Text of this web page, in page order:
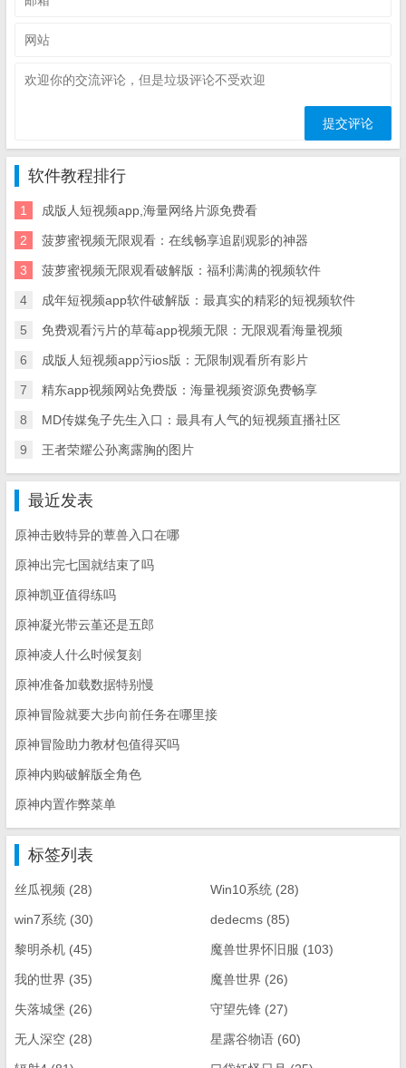
软件教程排行
1 成版人短视频app,海量网络片源免费看
2 菠萝蜜视频无限观看：在线畅享追剧观影的神器
3 菠萝蜜视频无限观看破解版：福利满满的视频软件
4 成年短视频app软件破解版：最真实的精彩的短视频软件
5 免费观看污片的草莓app视频无限：无限观看海量视频
6 成版人短视频app污ios版：无限制观看所有影片
7 精东app视频网站免费版：海量视频资源免费畅享
8 MD传媒兔子先生入口：最具有人气的短视频直播社区
9 王者荣耀公孙离露胸的图片
最近发表
原神击败特异的蕈兽入口在哪
原神出完七国就结束了吗
原神凯亚值得练吗
原神凝光带云堇还是五郎
原神凌人什么时候复刻
原神准备加载数据特别慢
原神冒险就要大步向前任务在哪里接
原神冒险助力教材包值得买吗
原神内购破解版全角色
原神内置作弊菜单
标签列表
丝瓜视频 (28) Win10系统 (28)
win7系统 (30) dedecms (85)
黎明杀机 (45) 魔兽世界怀旧服 (103)
我的世界 (35) 魔兽世界 (26)
失落城堡 (26) 守望先锋 (27)
无人深空 (28) 星露谷物语 (60)